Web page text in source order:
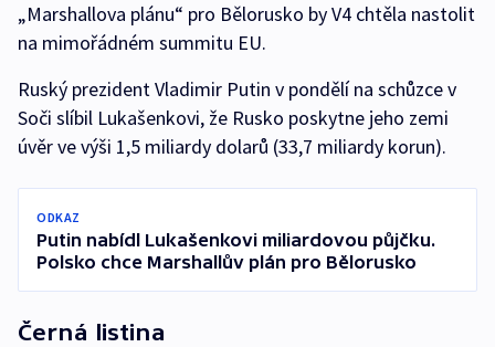
„Marshallova plánu“ pro Bělorusko by V4 chtěla nastolit
na mimořádném summitu EU.
Ruský prezident Vladimir Putin v pondělí na schůzce v
Soči slíbil Lukašenkovi, že Rusko poskytne jeho zemi
úvěr ve výši 1,5 miliardy dolarů (33,7 miliardy korun).
ODKAZ
Putin nabídl Lukašenkovi miliardovou půjčku.
Polsko chce Marshallův plán pro Bělorusko
Černá listina